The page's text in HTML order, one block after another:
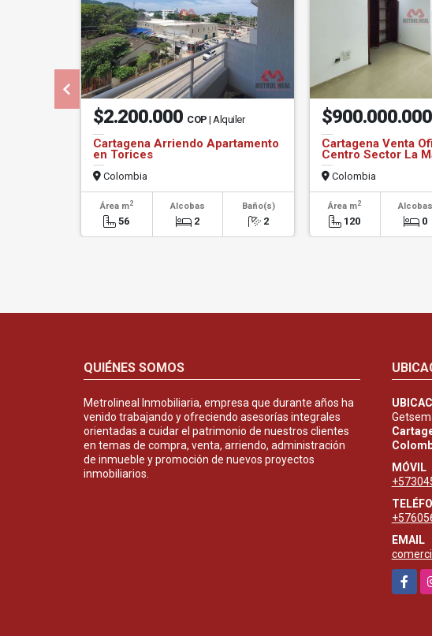
$2.200.000 COP | Alquiler
Cartagena Arriendo Apartamento
en Torices
Colombia
Área m2
56
Alcobas
2
Baño(s)
2
$900.000.000
Cartagena Venta
Centro Sector La
Colombia
Área m2
120
Alcobas
0
QUIÉNES SOMOS
Metrolineal Inmobiliaria, empresa que durante años ha
venido trabajando y ofreciendo asesorías integrales
orientadas a cuidar el patrimonio de nuestros clientes
en temas de compra, venta, arriendo, administración
de inmueble y promoción de nuevos proyectos
inmobiliarios.
MÓVIL
EMAIL